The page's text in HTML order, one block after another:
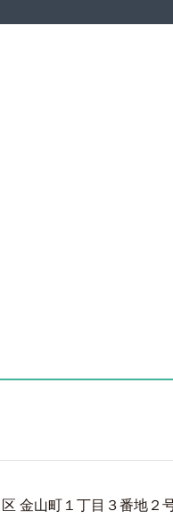
金山町１丁目３番地２